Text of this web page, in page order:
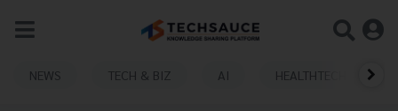
NEWS TECH & BIZ AI HEALTHTECH